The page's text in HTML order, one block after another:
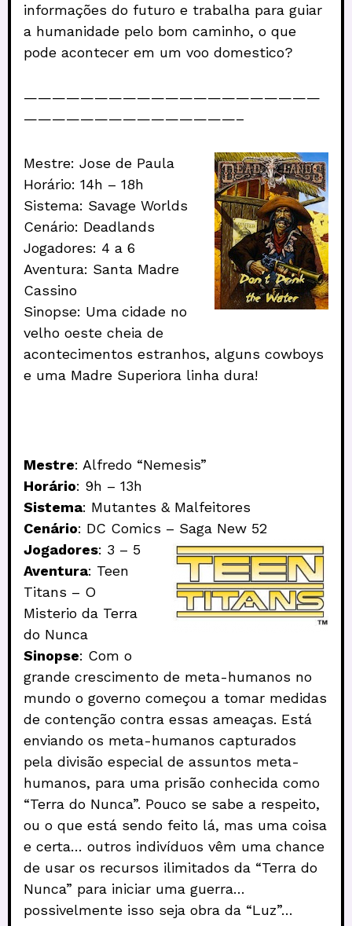
informações do futuro e trabalha para guiar
a humanidade pelo bom caminho, o que
pode acontecer em um voo domestico?
—————————————————————
———————————————–
Mestre: Jose de Paula
Horário: 14h – 18h
Sistema: Savage Worlds
Cenário: Deadlands
Jogadores: 4 a 6
Aventura: Santa Madre
Cassino
Sinopse: Uma cidade no
velho oeste cheia de
acontecimentos estranhos, alguns cowboys
e uma Madre Superiora linha dura!
Mestre: Alfredo “Nemesis”
Horário: 9h – 13h
Sistema: Mutantes & Malfeitores
Cenário: DC Comics – Saga New 52
Jogadores: 3 – 5
Aventura: Teen
Titans – O
Misterio da Terra
do Nunca
Sinopse: Com o
grande crescimento de meta-humanos no
mundo o governo começou a tomar medidas
de contenção contra essas ameaças. Está
enviando os meta-humanos capturados
pela divisão especial de assuntos meta-
humanos, para uma prisão conhecida como
“Terra do Nunca”. Pouco se sabe a respeito,
ou o que está sendo feito lá, mas uma coisa
e certa… outros indivíduos vêm uma chance
de usar os recursos ilimitados da “Terra do
Nunca” para iniciar uma guerra…
possivelmente isso seja obra da “Luz”…